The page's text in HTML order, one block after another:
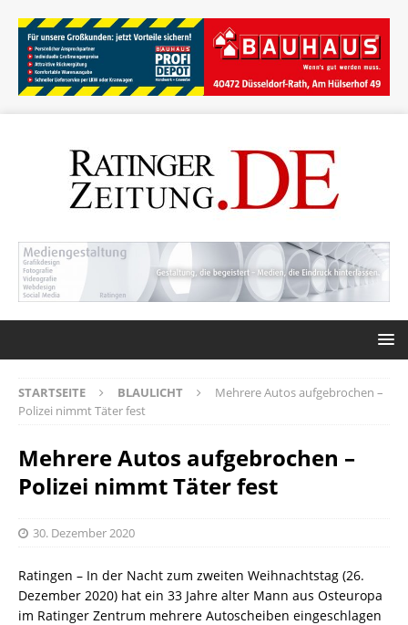
STARTSEITE BLAULICHT
Mehrere Autos aufgebrochen –
Polizei nimmt Täter fest
Mehrere Autos aufgebrochen –
Polizei nimmt Täter fest
30. Dezember 2020
Ratingen – In der Nacht zum zweiten Weihnachtstag (26.
Dezember 2020) hat ein 33 Jahre alter Mann aus Osteuropa
im Ratinger Zentrum mehrere Autoscheiben eingeschlagen